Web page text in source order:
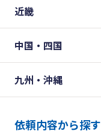
近畿
中国・四国
九州・沖縄
依頼内容から探す